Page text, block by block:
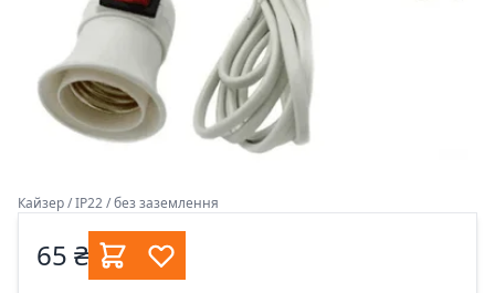
Кайзер / IP22 / без заземлення
65 ₴